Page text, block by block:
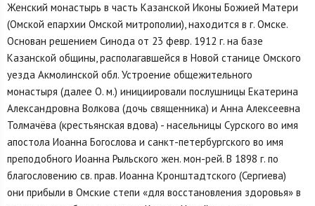
Женский монастырь в часть Казанской Иконы Божией Матери
(Омской епархии Омской митрополии), находится в г. Омске.
Основан решением Синода от 23 февр. 1912 г. на базе
Казанской общины, располагавшейся в Новой станице Омского
уезда Акмолинской обл. Устроение общежительного
монастыря (далее О. м.) инициировали послушницы Екатерина
Александровна Волкова (дочь священника) и Анна Алексеевна
Толмачёва (крестьянская вдова) - насельницы Сурского во имя
апостола Иоанна Богослова и санкт-петербургского во имя
преподобного Иоанна Рыльского жен. мон-рей. В 1898 г. по
благословению св. прав. Иоанна Кронштадтского (Сергиева)
они прибыли в Омские степи «для восстановления здоровья» в